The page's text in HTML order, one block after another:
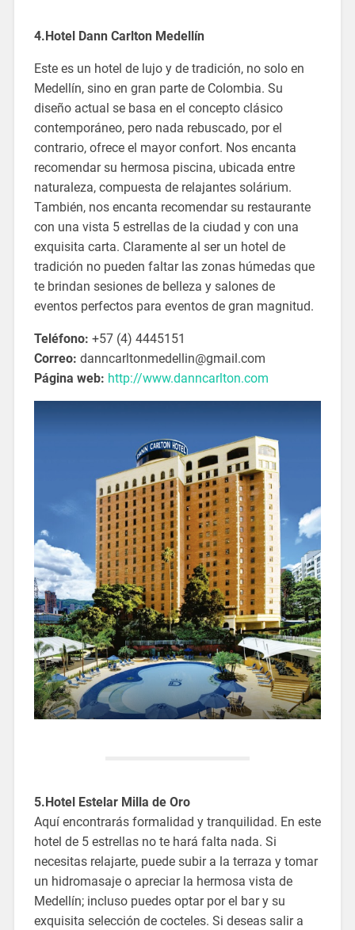
4.Hotel Dann Carlton Medellín
Este es un hotel de lujo y de tradición, no solo en
Medellín, sino en gran parte de Colombia. Su
diseño actual se basa en el concepto clásico
contemporáneo, pero nada rebuscado, por el
contrario, ofrece el mayor confort. Nos encanta
recomendar su hermosa piscina, ubicada entre
naturaleza, compuesta de relajantes solárium.
También, nos encanta recomendar su restaurante
con una vista 5 estrellas de la ciudad y con una
exquisita carta. Claramente al ser un hotel de
tradición no pueden faltar las zonas húmedas que
te brindan sesiones de belleza y salones de
eventos perfectos para eventos de gran magnitud.
Teléfono: +57 (4) 4445151
Correo: danncarltonmedellin@gmail.com
Página web: http://www.danncarlton.com
5.Hotel Estelar Milla de Oro
Aquí encontrarás formalidad y tranquilidad. En este
hotel de 5 estrellas no te hará falta nada. Si
necesitas relajarte, puede subir a la terraza y tomar
un hidromasaje o apreciar la hermosa vista de
Medellín; incluso puedes optar por el bar y su
exquisita selección de cocteles. Si deseas salir a